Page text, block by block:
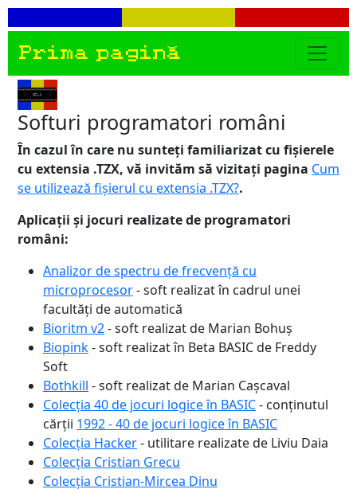
Prima pagină
Softuri programatori români
În cazul în care nu sunteți familiarizat cu fișierele
cu extensia .TZX, vă invităm să vizitați pagina Cum
se utilizează fișierul cu extensia .TZX?.
Aplicații și jocuri realizate de programatori
români:
Analizor de spectru de frecvență cu
microprocesor- soft realizat în cadrul unei
facultăți de automatică
Bioritm v2- soft realizat de Marian Bohuș
Biopink- soft realizat în Beta BASIC de Freddy
Soft
Bothkill - soft realizat de Marian Cașcaval
Colecția 40 de jocuri logice în BASIC- conținutul
cărții 1992 - 40 de jocuri logice în BASIC
Colecția Hacker- utilitare realizate de Liviu Daia
Colecția Cristian Grecu
Colecția Cristian-Mircea Dinu